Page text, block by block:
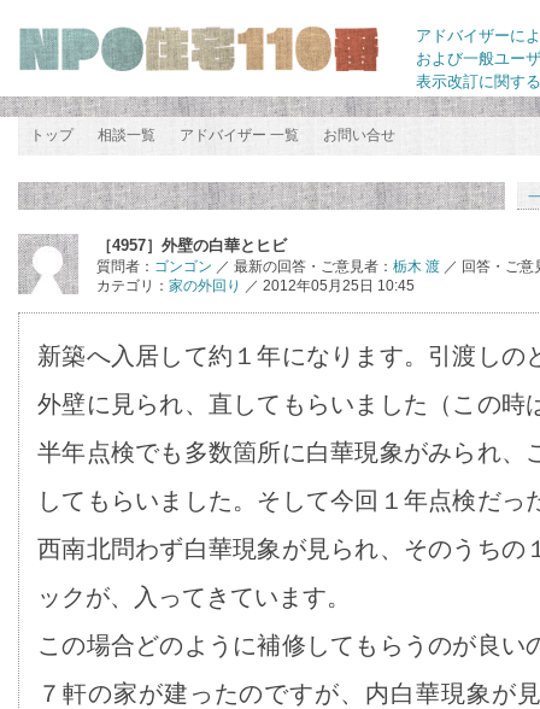
アドバイザーに
および一般ユー
表示改訂に関す
トップ 相談一覧 アドバイザー 一覧 お問い合せ
［4957］外壁の白華とヒビ
質問者： ゴンゴン ／ 最新の回答・ご意見者： 栃木 渡 ／ 回答・ご意
カテゴリ： 家の外回り ／ 2012年05月25日 10:45
新築へ入居して約１年になります。引渡しの
外壁に見られ、直してもらいました（この時
半年点検でも多数箇所に白華現象がみられ、
してもらいました。そして今回１年点検だっ
西南北問わず白華現象が見られ、そのうちの
ックが、入ってきています。
この場合どのように補修してもらうのが良い
７軒の家が建ったのですが、内白華現象が